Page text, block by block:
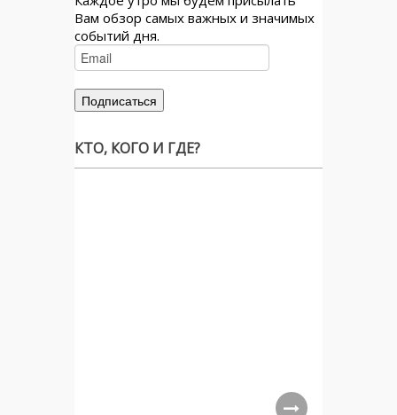
Вам обзор самых важных и значимых
событий дня.
КТО, КОГО И ГДЕ?